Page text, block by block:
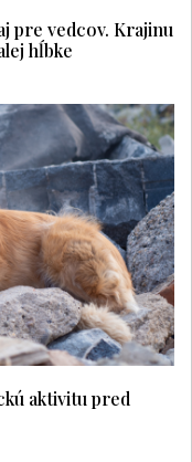
pre vedcov. Krajinu
hĺbke
aktivitu pred